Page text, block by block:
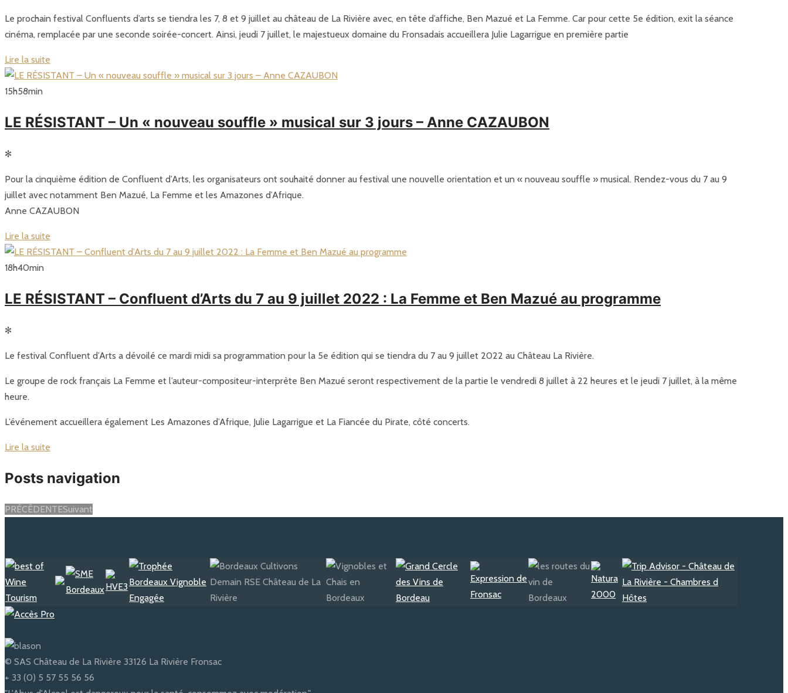
Le prochain festival Confluents d’arts se tiendra les 7, 8 et 9 juillet au château de La Rivière avec, en tête d’affiche, Ben Mazué et La Femme. Car pour cette 5e édition, exit la séance
cinéma, remplacée par une seconde soirée-concert. Ainsi, jeudi 7 juillet, le majestueux domaine du Fronsadais accueillera Julie Lagarrigue en première partie
Lire la suite
15h58min
LE RÉSISTANT – Un « nouveau souffle » musical sur 3 jours – Anne CAZAUBON
✻
Pour la cinquième édition de Confluent d’Arts, les organisateurs ont souhaité donner au festival une nouvelle orientation et un « nouveau souffle » musical. Rendez-vous du 7 au 9
juillet avec notamment Ben Mazué, La Femme et les Amazones d’Afrique.
Anne CAZAUBON
Lire la suite
18h40min
LE RÉSISTANT – Confluent d’Arts du 7 au 9 juillet 2022 : La Femme et Ben Mazué au programme
✻
Le festival Confluent d’Arts a dévoilé ce mardi midi sa programmation pour la 5e édition qui se tiendra du 7 au 9 juillet 2022 au Château La Rivière.
Le groupe de rock français La Femme et l’auteur-compositeur-interprète Ben Mazué seront respectivement de la partie le vendredi 8 juillet à 22 heures et le jeudi 7 juillet, à la même
heure.
L’événement accueillera également Les Amazones d’Afrique, Julie Lagarrigue et La Fiancée du Pirate, côté concerts.
Lire la suite
Posts navigation
PRÉCÉDENTESuivant
© SAS Château de La Rivière 33126 La Rivière Fronsac
+ 33 (0) 5 57 55 56 56